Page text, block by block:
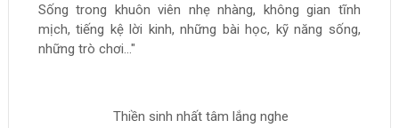
Sống trong khuôn viên nhẹ nhàng, không gian tĩnh
mịch, tiếng kệ lời kinh, những bài học, kỹ năng sống,
những trò chơi..."
Thiền sinh nhất tâm lắng nghe